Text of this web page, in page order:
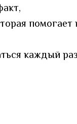
помогает
каждый